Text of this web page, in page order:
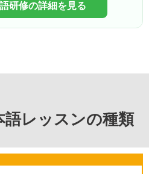
研修の詳細を見る
語レッスンの種類